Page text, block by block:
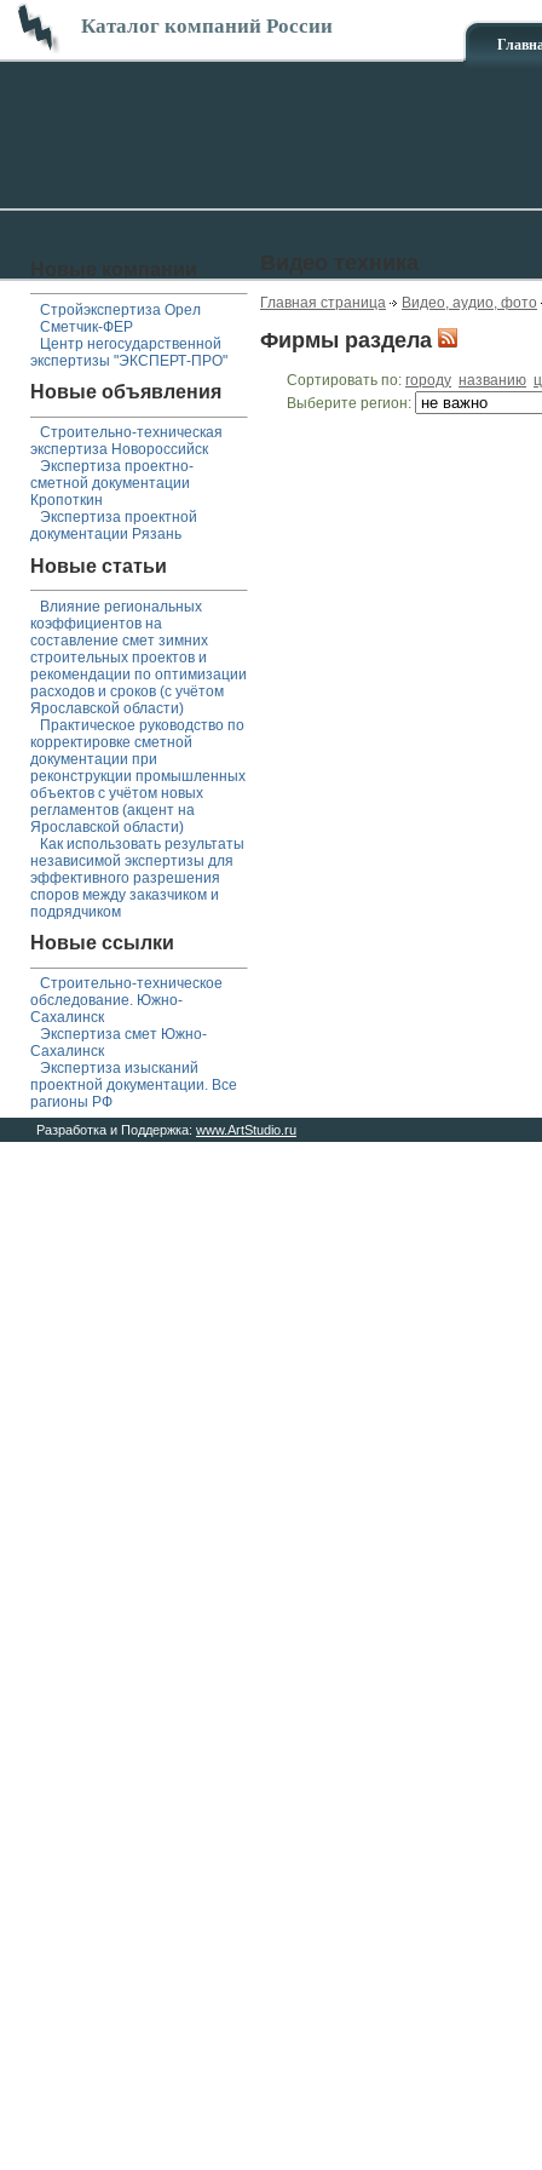
Каталог компаний России
Стройэкспертиза Орел
Сметчик-ФЕР
Центр негосударственной
экспертизы "ЭКСПЕРТ-ПРО"
Новые объявления
Строительно-техническая
экспертиза Новороссийск
Экспертиза проектно-
сметной документации
Кропоткин
Экспертиза проектной
документации Рязань
Новые статьи
Влияние региональных
коэффициентов на
составление смет зимних
строительных проектов и
рекомендации по оптимизации
расходов и сроков (с учётом
Ярославской области)
Практическое руководство по
корректировке сметной
документации при
реконструкции промышленных
объектов с учётом новых
регламентов (акцент на
Ярославской области)
Как использовать результаты
независимой экспертизы для
эффективного разрешения
споров между заказчиком и
подрядчиком
Новые ссылки
Строительно-техническое
обследование. Южно-
Сахалинск
Экспертиза смет Южно-
Сахалинск
Экспертиза изысканий
проектной документации. Все
рагионы РФ
Главная страница Видео, аудио, фото
Фирмы раздела
Сортировать по: городу названию
Выберите регион:
Разработка и Поддержка: www.ArtStudio.ru